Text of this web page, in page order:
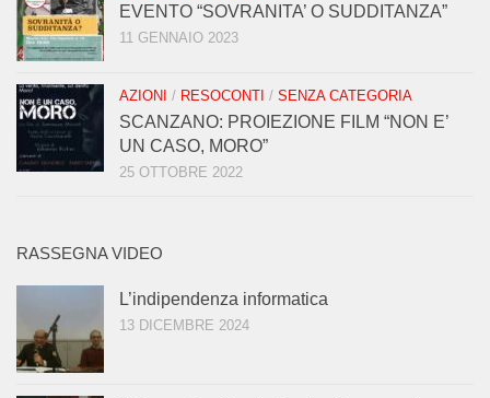
EVENTO “SOVRANITA’ O SUDDITANZA”
11 GENNAIO 2023
AZIONI / RESOCONTI / SENZA CATEGORIA
SCANZANO: PROIEZIONE FILM “NON E’
UN CASO, MORO”
25 OTTOBRE 2022
RASSEGNA VIDEO
L’indipendenza informatica
13 DICEMBRE 2024